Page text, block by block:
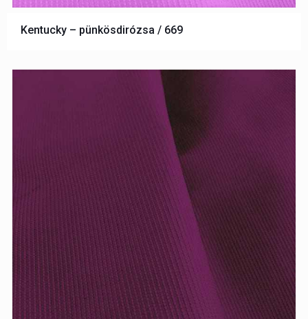
Kentucky – pünkösdirózsa / 669